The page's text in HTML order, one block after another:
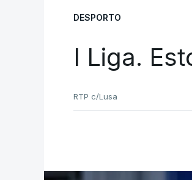
DESPORTO
I Liga.
RTP c/Lusa